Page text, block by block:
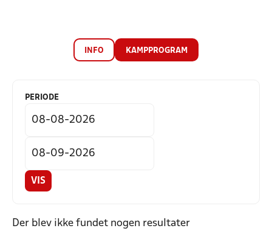
INFO KAMPPROGRAM
PERIODE
VIS
Der blev ikke fundet nogen resultater